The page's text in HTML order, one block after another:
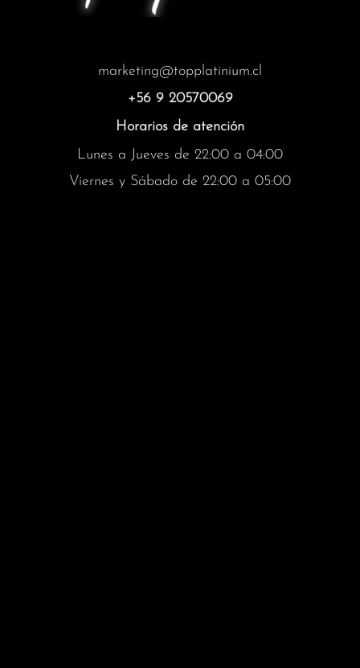
marketing@topplatinium.cl
+56 9 20570069
Horarios de atención
Lunes a Jueves de 22:00 a 04:00
Viernes y Sábado de 22:00 a 05:00